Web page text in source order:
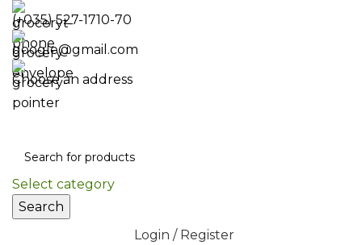
(+035) 527-1710-70
google@gmail.com
Choose an address
Select category
Search
Login / Register